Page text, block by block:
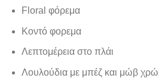
was:
€55.00.
€34.90.
Floral φόρεμα
Κοντό φορεμα
Λεπτομέρεια στο πλάι
Λουλούδια με μπέζ και μώβ